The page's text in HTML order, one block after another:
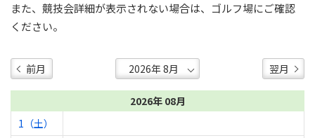
また、競技会詳細が表示されない場合は、ゴルフ場にご確認
ください。
前月 翌月
2026年 08月
1（土）